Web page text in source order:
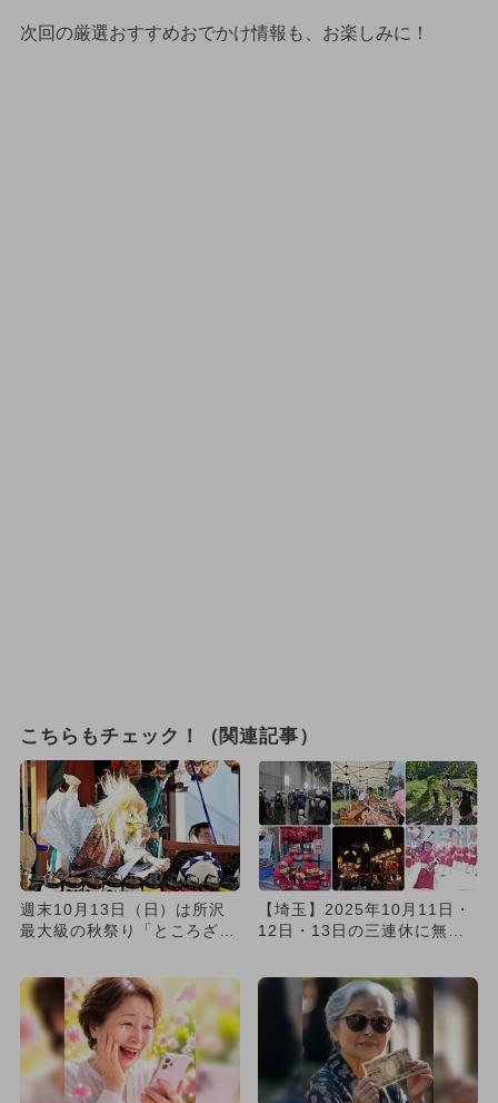
次回の厳選おすすめおでかけ情報も、お楽しみに！
こちらもチェック！（関連記事）
週末10月13日（日）は所沢
最大級の秋祭り「ところざわ
【埼玉】2025年10月11日・
12日・13日の三連休に無料